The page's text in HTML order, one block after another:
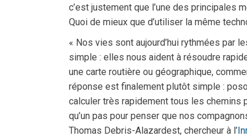
c’est justement que l’une des principales
Quoi de mieux que d’utiliser la même
« Nos vies sont aujourd’hui rythmées par
simple : elles nous aident à résoudre
une carte routière ou géographique,
réponse est finalement plutôt simple :
calculer très rapidement tous les chemins
qu’un pas pour penser que nos
Thomas Debris-Alazardest, chercheur à l’